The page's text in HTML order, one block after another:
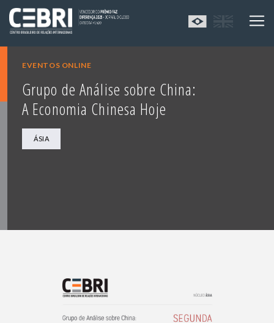
EVENTOS ONLINE
Grupo de Análise sobre China:
A Economia Chinesa Hoje
ÁSIA